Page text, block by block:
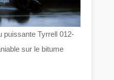
puissante Tyrrell 012-
sur le bitume